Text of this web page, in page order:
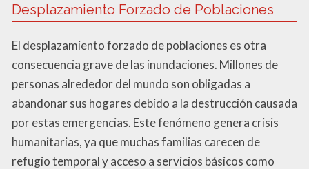
Desplazamiento Forzado de Poblaciones
El desplazamiento forzado de poblaciones es otra
consecuencia grave de las inundaciones. Millones de
personas alrededor del mundo son obligadas a
abandonar sus hogares debido a la destrucción causada
por estas emergencias. Este fenómeno genera crisis
humanitarias, ya que muchas familias carecen de
refugio temporal y acceso a servicios básicos como